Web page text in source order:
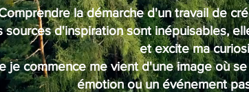
la démarche d'un travail de
sources d'inspiration sont inépuisables,
et excite ma
je commence me vient d'une image où
émotion ou un événement